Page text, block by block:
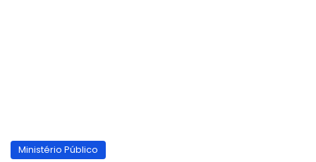
Ministério Público